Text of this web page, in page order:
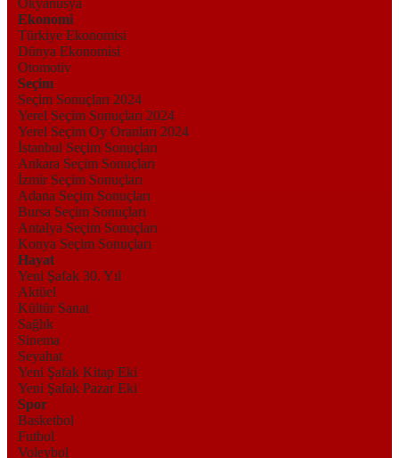
Okyanusya
Ekonomi
Türkiye Ekonomisi
Dünya Ekonomisi
Otomotiv
Seçim
Seçim Sonuçları 2024
Yerel Seçim Sonuçları 2024
Yerel Seçim Oy Oranları 2024
İstanbul Seçim Sonuçları
Ankara Seçim Sonuçları
İzmir Seçim Sonuçları
Adana Seçim Sonuçları
Bursa Seçim Sonuçları
Antalya Seçim Sonuçları
Konya Seçim Sonuçları
Hayat
Yeni Şafak 30. Yıl
Aktüel
Kültür Sanat
Sağlık
Sinema
Seyahat
Yeni Şafak Kitap Eki
Yeni Şafak Pazar Eki
Spor
Basketbol
Futbol
Voleybol